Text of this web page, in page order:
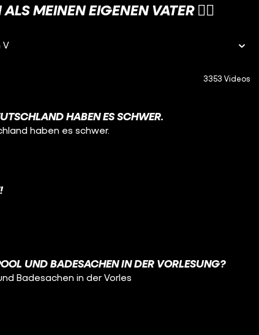
MEINEN EIGENEN VATER 🙂‍↔️
V
3353 Videos
HABEN ES SCHWER.
haben es schwer.
UND BADESACHEN IN DER VORLESUNG?
Badesachen in der Vorles